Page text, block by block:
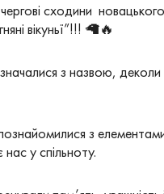
сходини
вікуньї”!!! 🦙🔥
з назвою, деколи
з
у спільноту.